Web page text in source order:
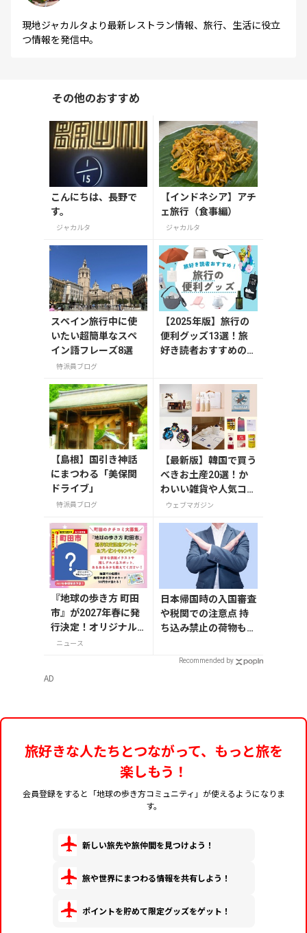
現地ジャカルタより最新レストラン情報、旅行、生活に役立
つ情報を発信中。
その他のおすすめ
こんにちは、長野で
す。
ジャカルタ
【インドネシア】アチ
ェ旅行（食事編）
ジャカルタ
スペイン旅行中に使
いたい超簡単なスペ
イン語フレーズ8選
特派員ブログ
【2025年版】旅行の
便利グッズ13選！旅
好き読者おすすめの持
【島根】国引き神話
にまつわる「美保関
ドライブ」
特派員ブログ
【最新版】韓国で買う
べきお土産20選！か
わいい雑貨や人気コス
メを紹介
ウェブマガジン
『地球の歩き方 町田
市』が2027年春に発
行決定！オリジナル
グッズが当たる発行
ニュース
日本帰国時の入国審査
や税関での注意点 持
ち込み禁止の荷物も解
Recommended by
AD
旅好きな人たちとつながって、もっと旅を
楽しもう！
会員登録をすると「地球の歩き方コミュニティ」が使えるようになりま
す。
新しい旅先や旅仲間を見つけよう！
旅や世界にまつわる情報を共有しよう！
ポイントを貯めて限定グッズをゲット！